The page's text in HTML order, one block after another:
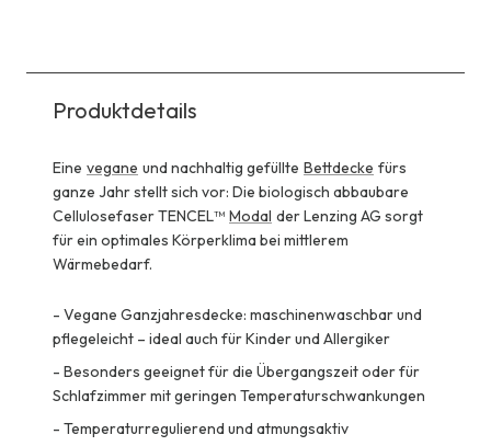
Produktdetails
Eine vegane und nachhaltig gefüllte Bettdecke fürs
ganze Jahr stellt sich vor: Die biologisch abbaubare
Cellulosefaser TENCEL™ Modal der Lenzing AG sorgt
für ein optimales Körperklima bei mittlerem
Wärmebedarf.
- Vegane Ganzjahresdecke: maschinenwaschbar und
pflegeleicht – ideal auch für Kinder und Allergiker
- Besonders geeignet für die Übergangszeit oder für
Schlafzimmer mit geringen Temperaturschwankungen
- Temperaturregulierend und atmungsaktiv